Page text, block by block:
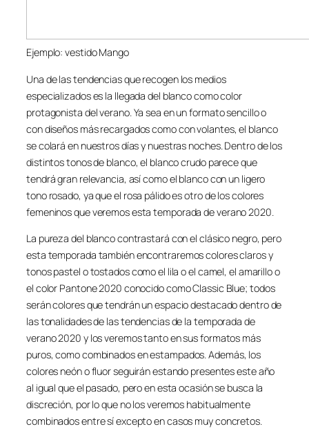
Ejemplo: vestido Mango
Una de las tendencias que recogen los medios
especializados es la llegada del blanco como color
protagonista del verano. Ya sea en un formato sencillo o
con diseños más recargados como con volantes, el blanco
se colará en nuestros días y nuestras noches. Dentro de los
distintos tonos de blanco, el blanco crudo parece que
tendrá gran relevancia, así como el blanco con un ligero
tono rosado, ya que el rosa pálido es otro de los colores
femeninos que veremos esta temporada de verano 2020.
La pureza del blanco contrastará con el clásico negro, pero
esta temporada también encontraremos colores claros y
tonos pastel o tostados como el lila o el camel, el amarillo o
el color Pantone 2020 conocido como Classic Blue; todos
serán colores que tendrán un espacio destacado dentro de
las tonalidades de las tendencias de la temporada de
verano 2020 y los veremos tanto en sus formatos más
puros, como combinados en estampados. Además, los
colores neón o fluor seguirán estando presentes este año
al igual que el pasado, pero en esta ocasión se busca la
discreción, por lo que no los veremos habitualmente
combinados entre sí excepto en casos muy concretos.